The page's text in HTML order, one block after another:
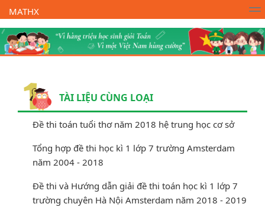
MATHX
Trường Toán Online MATHX Học toán - Lớp 1
TÀI LIỆU CÙNG LOẠI
Đề thi toán tuổi thơ năm 2018 hệ trung học cơ sở
Tổng hợp đề thi học kì 1 lớp 7 trường Amsterdam
năm 2004 - 2018
Đề thi và Hướng dẫn giải đề thi toán học kì 1 lớp 7
trường chuyên Hà Nội Amsterdam năm 2018 - 2019